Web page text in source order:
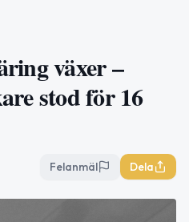
växer –
stod för 16
Felanmäl Dela